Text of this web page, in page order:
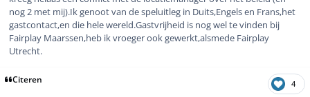
nog 2 met mij).Ik genoot van de speluitleg in Duits,Engels en Frans,het
gastcontact,en die hele wereld.Gastvrijheid is nog wel te vinden bij
Fairplay Maarssen,heb ik vroeger ook gewerkt,alsmede Fairplay
Utrecht.
Citeren 4